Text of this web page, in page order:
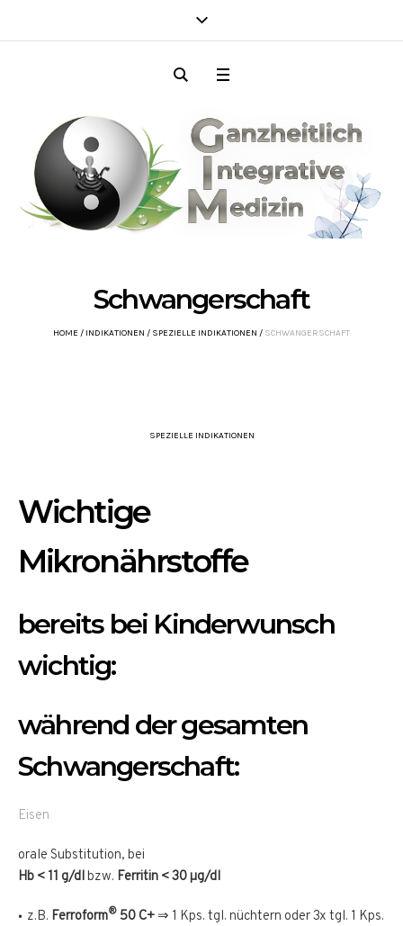
Schwangerschaft
HOME / INDIKATIONEN / SPEZIELLE INDIKATIONEN / SCHWANGERSCHAFT
SPEZIELLE INDIKATIONEN
Wichtige
Mikronährstoffe
bereits bei Kinderwunsch
wichtig:
während der gesamten
Schwangerschaft:
Eisen
orale Substitution, bei
Hb < 11 g/dlbzw. Ferritin < 30 µg/dl
z.B. Ferroform® 50 C+⇒ 1 Kps. tgl. nüchtern oder 3x tgl. 1 Kps.